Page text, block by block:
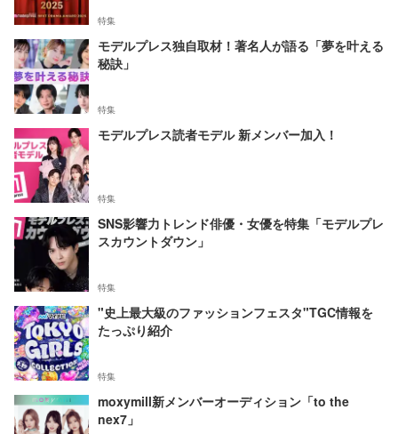
特集
モデルプレス独自取材！著名人が語る「夢を叶える
秘訣」
特集
モデルプレス読者モデル 新メンバー加入！
特集
SNS影響力トレンド俳優・女優を特集「モデルプレ
スカウントダウン」
特集
"史上最大級のファッションフェスタ"TGC情報を
たっぷり紹介
特集
moxymill新メンバーオーディション「to the
nex7」